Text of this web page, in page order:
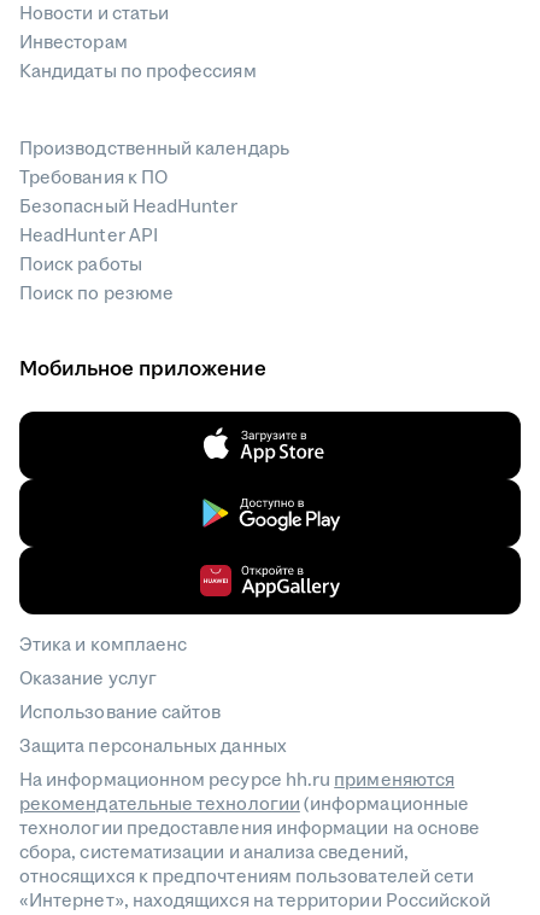
Новости и статьи
Инвесторам
Кандидаты по профессиям
Производственный календарь
Требования к ПО
Безопасный HeadHunter
HeadHunter API
Поиск работы
Поиск по резюме
Мобильное приложение
Этика и комплаенс
Оказание услуг
Использование сайтов
Защита персональных данных
На информационном ресурсе hh.ru применяются
рекомендательные технологии(информационные
технологии предоставления информации на основе
сбора, систематизации и анализа сведений,
относящихся к предпочтениям пользователей сети
«Интернет», находящихся на территории Российской